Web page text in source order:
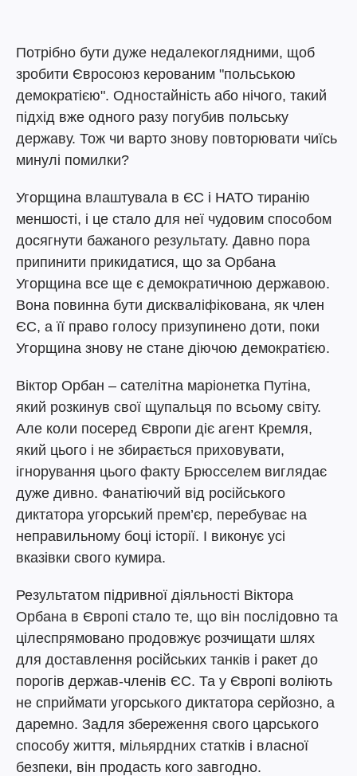
Потрібно бути дуже недалекоглядними, щоб
зробити Євросоюз керованим "польською
демократією". Одностайність або нічого, такий
підхід вже одного разу погубив польську
державу. Тож чи варто знову повторювати чиїсь
минулі помилки?
Угорщина влаштувала в ЄС і НАТО тиранію
меншості, і це стало для неї чудовим способом
досягнути бажаного результату. Давно пора
припинити прикидатися, що за Орбана
Угорщина все ще є демократичною державою.
Вона повинна бути дискваліфікована, як член
ЄС, а її право голосу призупинено доти, поки
Угорщина знову не стане діючою демократією.
Віктор Орбан – сателітна маріонетка Путіна,
який розкинув свої щупальця по всьому світу.
Але коли посеред Європи діє агент Кремля,
який цього і не збирається приховувати,
ігнорування цього факту Брюсселем виглядає
дуже дивно. Фанатіючий від російського
диктатора угорський прем’єр, перебуває на
неправильному боці історії. І виконує усі
вказівки свого кумира.
Результатом підривної діяльності Віктора
Орбана в Європі стало те, що він послідовно та
цілеспрямовано продовжує розчищати шлях
для доставлення російських танків і ракет до
порогів держав-членів ЄС. Та у Європі воліють
не сприймати угорського диктатора серйозно, а
даремно. Задля збереження свого царського
способу життя, мільярдних статків і власної
безпеки, він продасть кого завгодно.